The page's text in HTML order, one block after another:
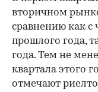
вторичном
сравнению как с
прошлого года,
года. Тем не
квартала этого
отмечают